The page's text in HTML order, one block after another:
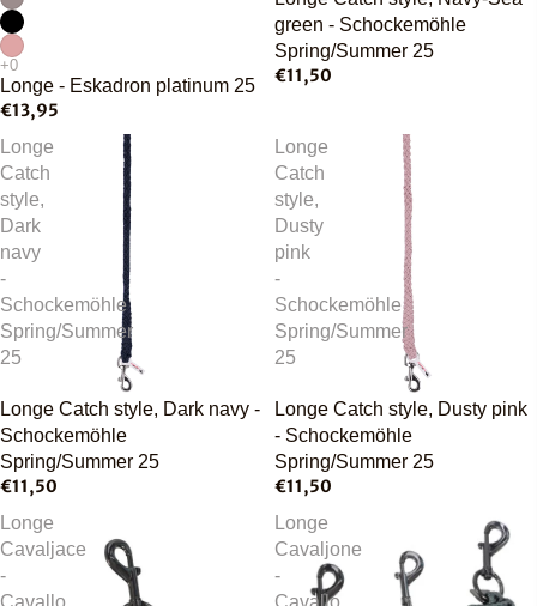
Longe - Eskadron platinum 25
€13,95
green - Schockemöhle
Spring/Summer 25
€11,50
Longe
Catch
style,
Dark
navy
-
Schockemöhle
Spring/Summer
25
Longe Catch style, Dark navy -
Schockemöhle
Spring/Summer 25
€11,50
Longe
Catch
style,
Dusty
pink
-
Schockemöhle
Spring/Summer
25
Longe Catch style, Dusty pink
- Schockemöhle
Spring/Summer 25
€11,50
Longe
Cavaljace
-
Longe
Cavaljone
-